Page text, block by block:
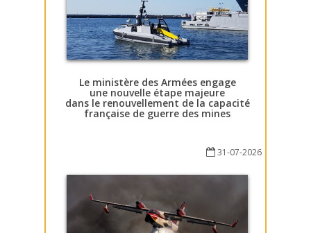
Le ministère des Armées engage
une nouvelle étape majeure
dans le renouvellement de la capacité
française de guerre des mines
31-07-2026